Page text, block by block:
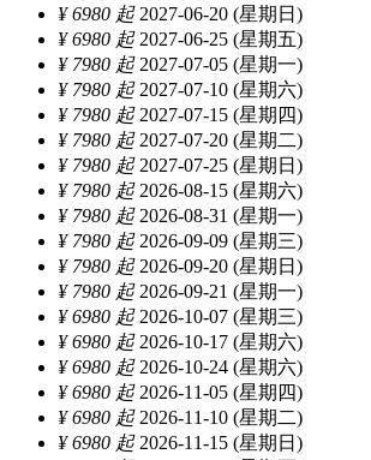
¥ 6980 起2027-06-20 (星期日)
¥ 6980 起2027-06-25 (星期五)
¥ 7980 起2027-07-05 (星期一)
¥ 7980 起2027-07-10 (星期六)
¥ 7980 起2027-07-15 (星期四)
¥ 7980 起2027-07-20 (星期二)
¥ 7980 起2027-07-25 (星期日)
¥ 7980 起2026-08-15 (星期六)
¥ 7980 起2026-08-31 (星期一)
¥ 7980 起2026-09-09 (星期三)
¥ 7980 起2026-09-20 (星期日)
¥ 7980 起2026-09-21 (星期一)
¥ 6980 起2026-10-07 (星期三)
¥ 6980 起2026-10-17 (星期六)
¥ 6980 起2026-10-24 (星期六)
¥ 6980 起2026-11-05 (星期四)
¥ 6980 起2026-11-10 (星期二)
¥ 6980 起2026-11-15 (星期日)